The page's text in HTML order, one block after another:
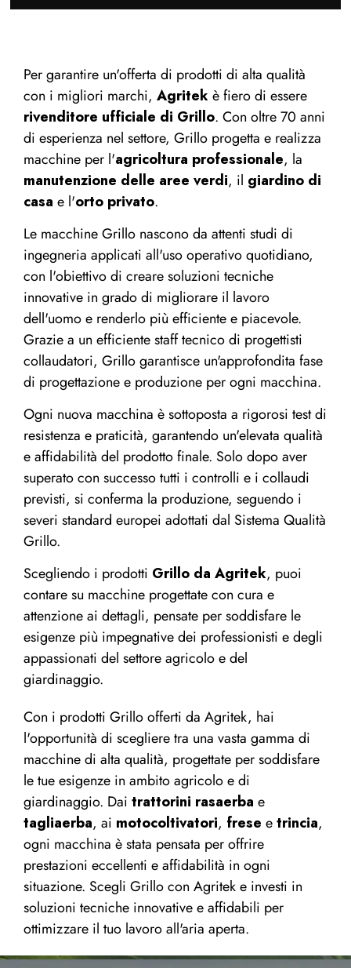
Per garantire un'offerta di prodotti di alta qualità
con i migliori marchi, Agritekè fiero di essere
rivenditore ufficiale di Grillo. Con oltre 70 anni
di esperienza nel settore, Grillo progetta e realizza
macchine per l'agricoltura professionale, la
manutenzione delle aree verdi, il giardino di
casa e l'orto privato.
Le macchine Grillo nascono da attenti studi di
ingegneria applicati all'uso operativo quotidiano,
con l'obiettivo di creare soluzioni tecniche
innovative in grado di migliorare il lavoro
dell'uomo e renderlo più efficiente e piacevole.
Grazie a un efficiente staff tecnico di progettisti
collaudatori, Grillo garantisce un'approfondita fase
di progettazione e produzione per ogni macchina.
Ogni nuova macchina è sottoposta a rigorosi test di
resistenza e praticità, garantendo un'elevata qualità
e affidabilità del prodotto finale. Solo dopo aver
superato con successo tutti i controlli e i collaudi
previsti, si conferma la produzione, seguendo i
severi standard europei adottati dal Sistema Qualità
Grillo.
Scegliendo i prodotti Grillo da Agritek, puoi
contare su macchine progettate con cura e
attenzione ai dettagli, pensate per soddisfare le
esigenze più impegnative dei professionisti e degli
appassionati del settore agricolo e del
giardinaggio.
Con i prodotti Grillo offerti da Agritek, hai
l'opportunità di scegliere tra una vasta gamma di
macchine di alta qualità, progettate per soddisfare
le tue esigenze in ambito agricolo e di
giardinaggio. Dai trattorini rasaerba e
tagliaerba, ai motocoltivatori, frese etrincia,
ogni macchina è stata pensata per offrire
prestazioni eccellenti e affidabilità in ogni
situazione. Scegli Grillo con Agritek e investi in
soluzioni tecniche innovative e affidabili per
ottimizzare il tuo lavoro all'aria aperta.